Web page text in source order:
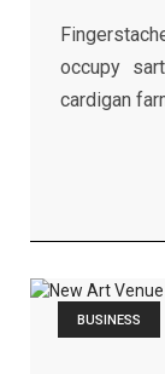
occupy
cardigan
BUSINESS